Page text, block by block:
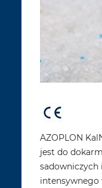
AZOPLON
jest do
sadowniczych
intensywnego